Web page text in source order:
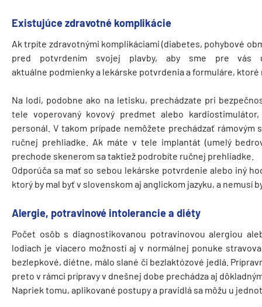
Existujúce zdravotné komplikácie
Ak trpíte zdravotnými komplikáciami (diabetes, pohybové
pred potvrdením svojej plavby, aby sme pre vás
aktuálne podmienky a lekárske potvrdenia a formuláre,
Na lodi, podobne ako na letisku, prechádzate pri
tele voperovaný kovový predmet alebo
personál. V takom prípade nemôžete prechádzať
ručnej prehliadke. Ak máte v tele implantát (umelý
prechode skenerom sa taktiež podrobíte ručnej prehliadke.
Odporúča sa mať so sebou lekárske potvrdenie alebo iný
ktorý by mal byť v slovenskom aj anglickom jazyku, a nemusí
Alergie, potravinové intolerancie a diéty
Počet osôb s diagnostikovanou potravinovou alergiou
lodiach je viacero možností aj v normálnej ponuke
bezlepkové, diétne, málo slané či bezlaktózové jedlá.
preto v rámci prípravy v dnešnej dobe prechádza aj
Napriek tomu, aplikované postupy a pravidlá sa môžu u